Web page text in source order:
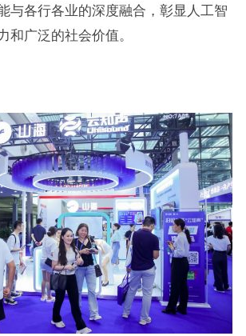
与各行各业的深度融合，彰显人工智
和广泛的社会价值。